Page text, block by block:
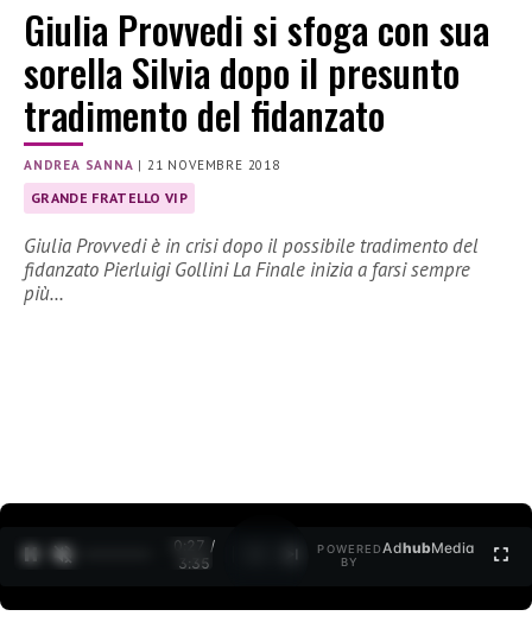
Giulia Provvedi si sfoga con sua
sorella Silvia dopo il presunto
tradimento del fidanzato
ANDREA SANNA |21 NOVEMBRE 2018
GRANDE FRATELLO VIP
Giulia Provvedi è in crisi dopo il possibile tradimento del
fidanzato Pierluigi Gollini La Finale inizia a farsi sempre
più…
0:27 /
3:35
POWERED
BY
AdhubMedia